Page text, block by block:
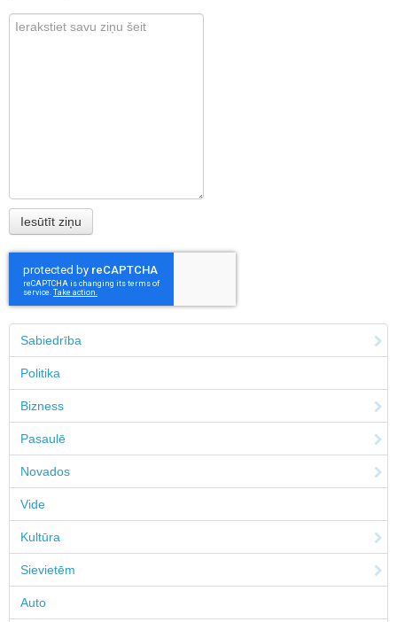
Sabiedrība
Politika
Bizness
Pasaulē
Novados
Vide
Kultūra
Sievietēm
Auto